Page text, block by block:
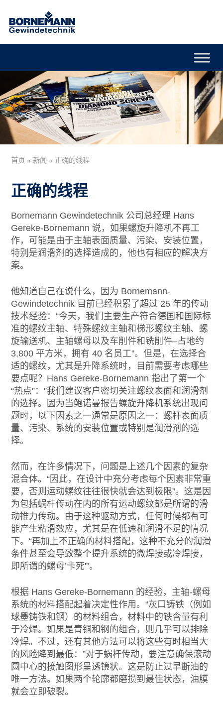
首页 »新闻 » 正确的线程
正确的线程
Bornemann Gewindetechnik 公司总经理 Hans
Gereke-Bornemann 说，如果螺旋升降机不再工
作，可能是由于主轴表面质量、污染、安装位置，
特别是润滑剂的选择造成的，他也有相应的解决方
案。
他知道自己在说什么，因为 Bornemann-
Gewindetechnik 目前已经积累了超过 25 年的传动
技术经验：“今天，我们主要生产符合德国和国际标
准的螺纹主轴、特殊螺纹主轴和梯形螺纹主轴、螺
旋输送机、主轴螺母以及车削件和铣削件–占地约
3,800 平方米，拥有 40 名员工”。但是，在选择合
适的螺纹，尤其是升降系统时，目前需要考虑哪些
要点呢？Hans Gereke-Bornemann 指出了第一个
“热点”：”我们建议客户密切关注螺纹表面和润滑剂
的选择。因为当鲍诺曼报告螺旋升降机系统出现问
题时，以下因素之一通常是原因之一：螺杆表面质
量、污染、系统的安装位置或特别是润滑剂的选
择。
然而，在许多情况下，问题是上述几个因素的复杂
混合体。“因此，在设计中充分考虑每个因素非常重
要，否则运动螺纹往往很快就会达到极限”。这是因
为包括蜗杆传动在内的所有运动螺纹都是所谓的滑
动推力传动。由于这种驱动方式，任何时候都有可
能产生粘滑效应，尤其是在低速和润滑不足的情况
下。“再加上不正确的材料搭配，这种不充分的润滑
条件甚至会导致整个提升系统的微焊接或冷焊接，
即所谓的螺母’卡死'”。
根据 Hans Gereke-Bornemann 的经验，主轴-螺母
系统的材料搭配起着决定性作用。“灰口铸铁（例如
球墨铸铁和钢）的材料组合，材料中的铁含量有利
于冷焊。如果是青铜和钢的组合，则几乎可以排除
冷焊。不过，还有其他方法可以将这些有时相当大
的风险降到最低：”对于蜗杆传动，要注意确保滚动
圆中心的接触图形呈透镜状。这是防止过早断油的
唯一方法。如果两个轮廓都磨损到最佳状态，油膜
就会立即破裂。